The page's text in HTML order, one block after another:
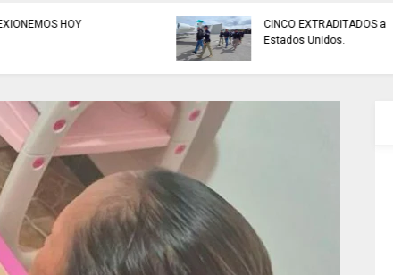
EN CHÍA: medidas de seguridad
para preservar el orden público
hoy 7 de agosto